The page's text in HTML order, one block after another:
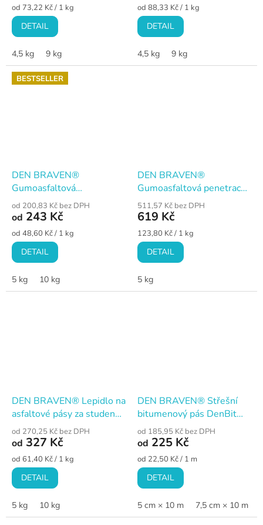
Měrná
cena:
od 73,22 Kč / 1 kg
DETAIL
4,5 kg 9 kg
Měrná
cena:
od 88,33 Kč / 1 kg
DETAIL
4,5 kg 9 kg
BESTSELLER
DEN BRAVEN®
Gumoasfaltová
hydroizolace DenBit
DISPER DN
od 200,83 Kč bez DPH
od 243 Kč
Měrná
cena:
od 48,60 Kč / 1 kg
DETAIL
5 kg 10 kg
DEN BRAVEN®
Gumoasfaltová penetrace
DenBit DISPER AS
511,57 Kč bez DPH
619 Kč
Měrná
cena:
123,80 Kč / 1 kg
DETAIL
5 kg
DEN BRAVEN® Lepidlo na
asfaltové pásy za studena
DenBit BOND
od 270,25 Kč bez DPH
od 327 Kč
Měrná
cena:
od 61,40 Kč / 1 kg
DETAIL
5 kg 10 kg
DEN BRAVEN® Střešní
bitumenový pás DenBit
ALUBAND PLUS
od 185,95 Kč bez DPH
od 225 Kč
Měrná
cena:
od 22,50 Kč / 1 m
DETAIL
5 cm × 10 m 7,5 cm × 10 m